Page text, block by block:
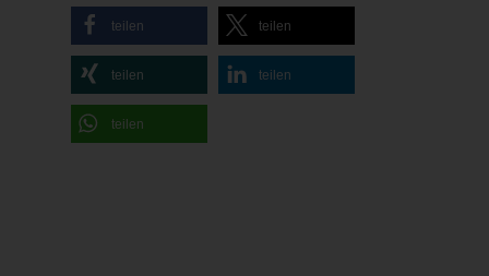
teilen teilen
teilen teilen
teilen